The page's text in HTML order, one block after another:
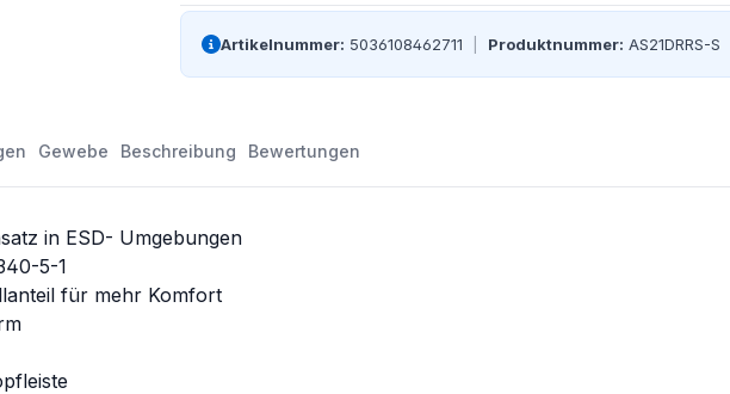
Artikelnummer: 5036108462711 Produktnummer: AS21DRRS-S
Gewebe Beschreibung Bewertungen
in ESD- Umgebungen
5-1
für mehr Komfort